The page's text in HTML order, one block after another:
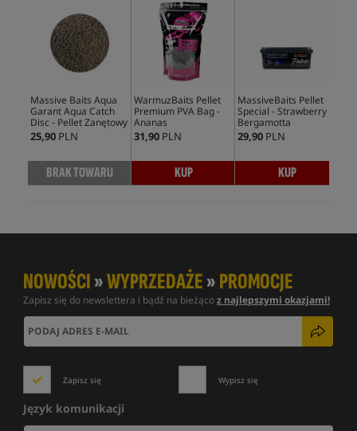
Massive Baits Aqua
Garant Aqua Catch
Disc - Pellet Zanętowy
25,90 PLN
BRAK TOWARU
WarmuzBaits Pellet
Premium PVA Bag -
Ananas
31,90 PLN
KUP
MassiveBaits Pellet
Special - Strawberry
Bergamotta
29,90 PLN
KUP
NOWOŚCI»WYPRZEDAŻE»PROMOCJE
Zapisz się do newslettera i bądź na bieżącoz najlepszymi okazjami!
Zapisz się Wypisz się
Język komunikacji